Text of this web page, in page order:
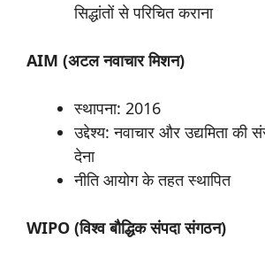
सिद्धांतों से परिचित कराना
AIM (अटलनवाचारमिशन)
स्थापना: 2016
उद्देश्य: नवाचार और उद्यमिता की
देना
नीति आयोग के तहत स्थापित
WIPO (विश्वबौद्धिकसंपदासंगठन)